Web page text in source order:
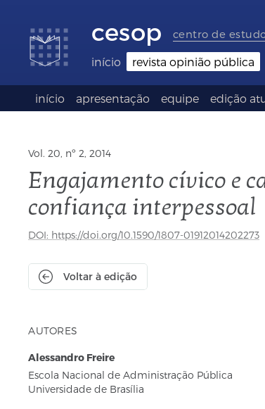
acessibilidade
conteúdo
rodapé
idioma
(Language
selection)
cesop centro de
início revista opinião pública
início apresentação equipe edição
Vol. 20, nº 2, 2014
Engajamento cívico e
confiança interpessoal
DOI: https://doi.org/10.1590/1807-01912014202273
Voltar à edição
AUTORES
Alessandro Freire
Escola Nacional de Administração Pública
Universidade de Brasília